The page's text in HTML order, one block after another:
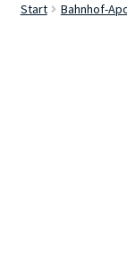
Start Bahnhof-